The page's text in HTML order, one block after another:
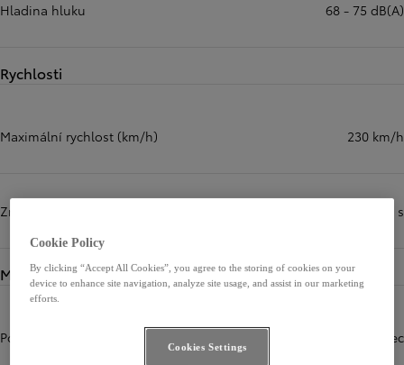
Hladina hluku 68 - 75 dB(A)
Rychlosti
Maximální rychlost (km/h) 230 km/h
Zrychlení z 0 na 100 km/h (s) 5,2 s
Motory
Počet válců Řadový 3válec
Cookie Policy
By clicking “Accept All Cookies”, you agree to the storing of cookies on your
device to enhance site navigation, analyze site usage, and assist in our marketing
efforts.
Cookies Settings